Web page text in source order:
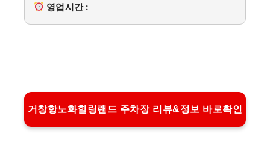
영업시간 :
거창항노화힐링랜드 주차장 리뷰&정보 바로확인